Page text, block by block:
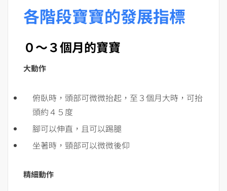
各階段寶寶的發展指標
０～３個月的寶寶
大動作
俯臥時，頭部可微微抬起，至３個月大時，可抬
頭約４５度
腳可以伸直，且可以踢腿
坐著時，頸部可以微微後仰
精細動作